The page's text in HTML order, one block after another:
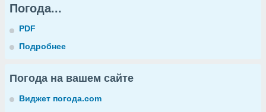
Погода...
PDF
Подробнее
Погода на вашем сайте
Виджет погода.com